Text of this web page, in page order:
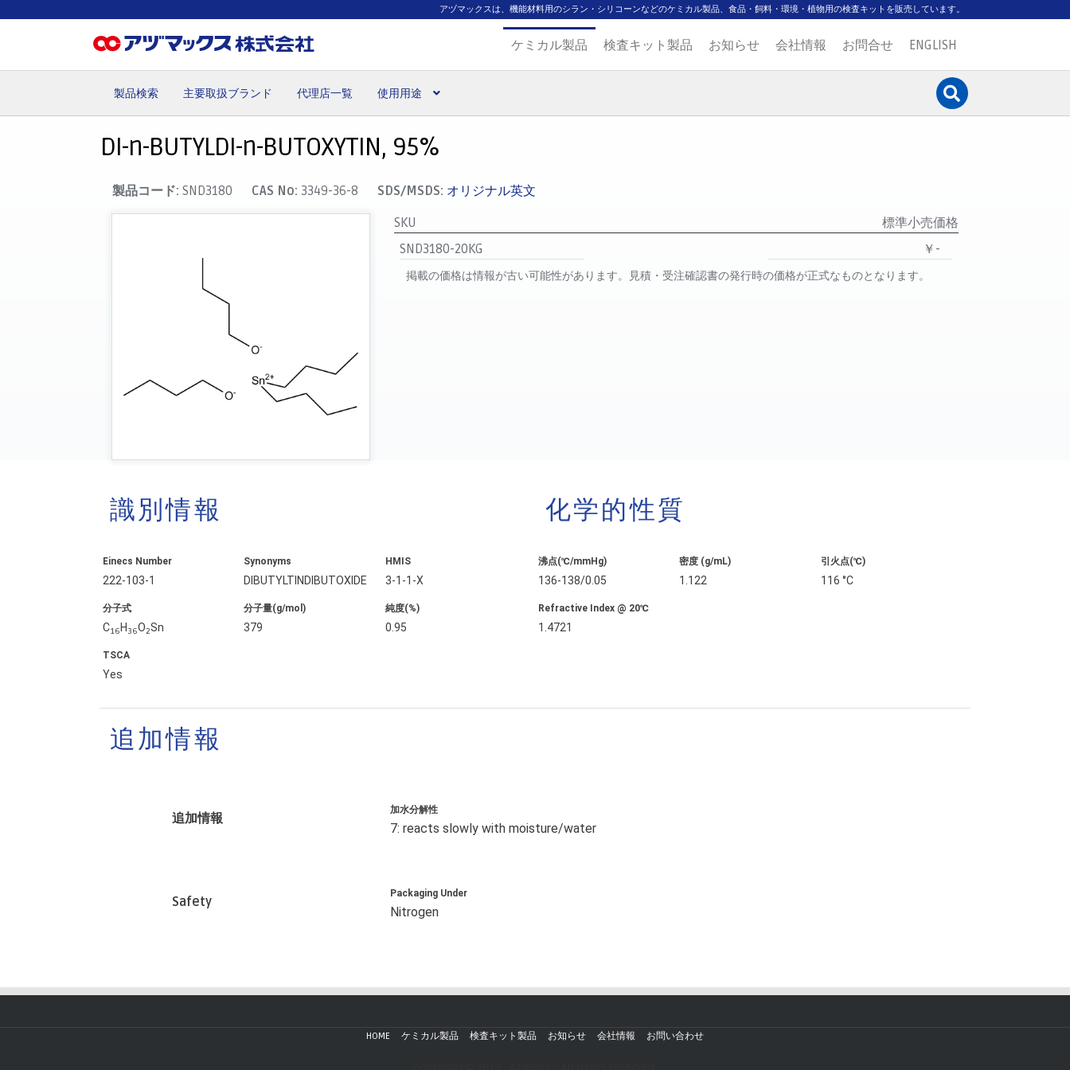
アヅマックスは、機能材料用のシラン・シリコーンなどのケミカル製品、食品・飼料・環境・植物用の検査キットを販売しています。
ケミカル製品 検査キット製品 お知らせ 会社情報 お問合せ ENGLISH
製品検索 主要取扱ブランド 代理店一覧 使用用途
DI-n-BUTYLDI-n-BUTOXYTIN, 95%
製品コード:SND3180 CAS No:3349-36-8 SDS/MSDS: オリジナル英文
SKU
標準小売価格
SND3180-20KG
￥-
掲載の価格は情報が古い可能性があります。見積・受注確認書の発行時の価格が正式なものとなります。
識別情報
Einecs Number
222-103-1
Synonyms
DIBUTYLTINDIBUTOXIDE
HMIS
3-1-1-X
分子式
C16H 36O2Sn
分子量(g/mol)
379
純度(%)
0.95
TSCA
Yes
化学的性質
沸点(℃/mmHg)
136-138/0.05
密度 (g/mL)
1.122
引火点(℃)
116 °C
Refractive Index @ 20℃
1.4721
追加情報
追加情報
加水分解性
7: reacts slowly with moisture/water
Safety
Packaging Under
Nitrogen
HOME ケミカル製品 検査キット製品 お知らせ 会社情報 お問い合わせ